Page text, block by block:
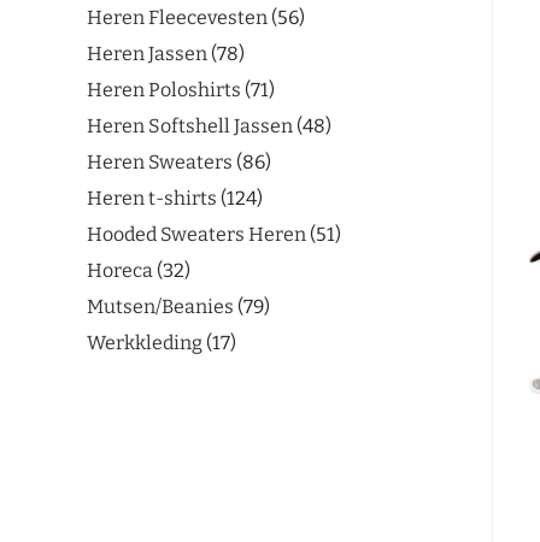
Heren Fleecevesten 56
Heren Jassen 78
Heren Poloshirts 71
Heren Softshell Jassen 48
Heren Sweaters 86
Heren t-shirts 124
Hooded Sweaters Heren 51
Horeca 32
Mutsen/Beanies 79
Werkkleding 17